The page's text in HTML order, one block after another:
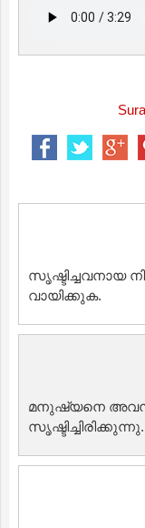
സൃഷ്ടിച്ചവനായ
വായിക്കുക.
മനുഷ്യനെ അവന്‍
സൃഷ്ടിച്ചിരിക്കുന്നു.